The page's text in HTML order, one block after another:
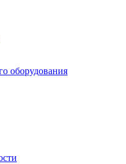
оборудования